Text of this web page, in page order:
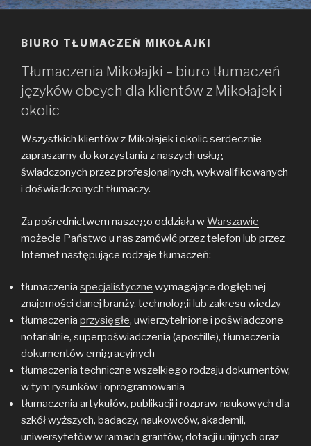
BIURO TŁUMACZEŃ MIKOŁAJKI
Tłumaczenia Mikołajki – biuro tłumaczeń
języków obcych dla klientów z Mikołajek i
okolic
Wszystkich klientów z Mikołajek i okolic serdecznie
zapraszamy do korzystania z naszych usług
świadczonych przez profesjonalnych, wykwalifikowanych
i doświadczonych tłumaczy.
Za pośrednictwem naszego oddziału wWarszawie
możecie Państwo u nas zamówić przez telefon lub przez
Internet następujące rodzaje tłumaczeń:
tłumaczenia specjalistyczne wymagające dogłębnej
znajomości danej branży, technologii lub zakresu wiedzy
tłumaczenia przysięgłe, uwierzytelnione i poświadczone
notarialnie, superpoświadczenia (apostille), tłumaczenia
dokumentów emigracyjnych
tłumaczenia techniczne wszelkiego rodzaju dokumentów,
w tym rysunków i oprogramowania
tłumaczenia artykułów, publikacji i rozpraw naukowych dla
szkół wyższych, badaczy, naukowców, akademii,
uniwersytetów w ramach grantów, dotacji unijnych oraz